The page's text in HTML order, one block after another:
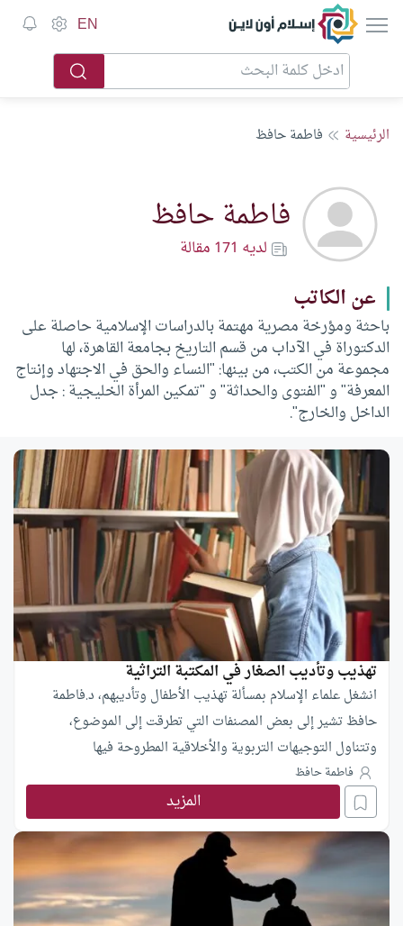
إسلام أون لاين EN
الرئيسية فاطمة حافظ
فاطمة حافظ
لديه 171 مقالة
عن الكاتب
باحثة ومؤرخة مصرية مهتمة بالدراسات الإسلامية حاصلة على
الدكتوراة في الآداب من قسم التاريخ بجامعة القاهرة، لها
مجموعة من الكتب، من بينها: "النساء والحق في الاجتهاد وإنتاج
المعرفة" و "الفتوى والحداثة" و "تمكين المرأة الخليجية : جدل
الداخل والخارج".
تهذيب وتأديب الصغار في المكتبة التراثية
انشغل علماء الإسلام بمسألة تهذيب الأطفال وتأديبهم، د.فاطمة
حافظ تشير إلى بعض المصنفات التي تطرقت إلى الموضوع،
وتتناول التوجيهات التربوية والأخلاقية المطروحة فيها
فاطمة حافظ
المزيد